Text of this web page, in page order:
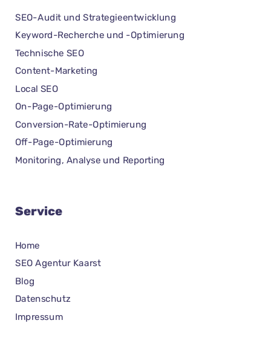
SEO-Audit und Strategieentwicklung
Keyword-Recherche und -Optimierung
Technische SEO
Content-Marketing
Local SEO
On-Page-Optimierung
Conversion-Rate-Optimierung
Off-Page-Optimierung
Monitoring, Analyse und Reporting
Service
Home
SEO Agentur Kaarst
Blog
Datenschutz
Impressum